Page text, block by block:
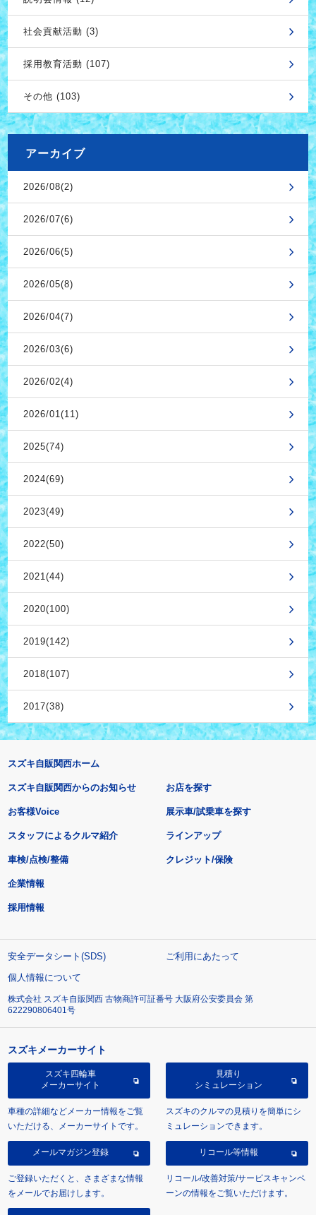
社会貢献活動 (3)
採用教育活動 (107)
その他 (103)
アーカイブ
2026/08(2)
2026/07(6)
2026/06(5)
2026/05(8)
2026/04(7)
2026/03(6)
2026/02(4)
2026/01(11)
2025(74)
2024(69)
2023(49)
2022(50)
2021(44)
2020(100)
2019(142)
2018(107)
2017(38)
スズキ自販関西ホーム
スズキ自販関西からのお知らせ
お客様Voice
スタッフによるクルマ紹介
お店を探す
展示車/試乗車を探す
ラインアップ
車検/点検/整備 クレジット/保険
企業情報
採用情報
安全データシート(SDS)
ご利用にあたって
個人情報について
株式会社 スズキ自販関西 古物商許可証番号 大阪府公安委員会 第
622290806401号
スズキメーカーサイト
スズキ四輪車
メーカーサイト
車種の詳細などメーカー情報をご覧
いただける、メーカーサイトです。
見積り
シミュレーション
スズキのクルマの見積りを簡単にシ
ミュレーションできます。
メールマガジン登録
ご登録いただくと、さまざまな情報
をメールでお届けします。
リコール等情報
リコール/改善対策/サービスキャンペ
ーンの情報をご覧いただけます。